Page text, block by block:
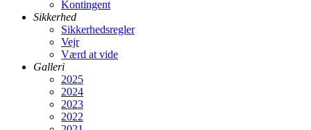
Kontingent
Sikkerhed
Sikkerhedsregler
Vejr
Værd at vide
Galleri
2025
2024
2023
2022